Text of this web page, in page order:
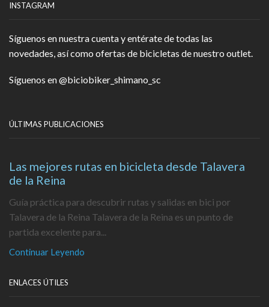
INSTAGRAM
Síguenos en nuestra cuenta y entérate de todas las
novedades, así como ofertas de bicicletas de nuestro outlet.
Síguenos en@biciobiker_shimano_sc
ÚLTIMAS PUBLICACIONES
Las mejores rutas en bicicleta desde Talavera
de la Reina
Guía práctica para descubrir rutas y salidas en bici por
Talavera de la Reina Talavera de la Reina es un punto de
partida excelente para...
Continuar Leyendo
ENLACES ÚTILES